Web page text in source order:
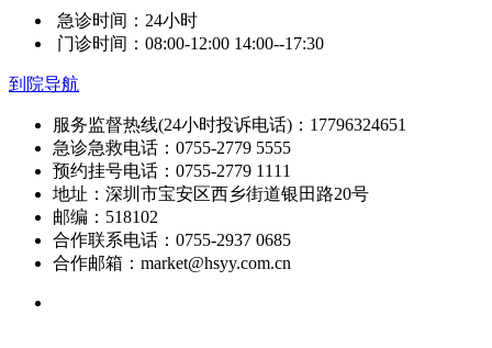
急诊时间：24小时
门诊时间：08:00-12:00 14:00--17:30
到院导航
服务监督热线(24小时投诉电话)：17796324651
急诊急救电话：0755-2779 5555
预约挂号电话：0755-2779 1111
地址：深圳市宝安区西乡街道银田路20号
邮编：518102
合作联系电话：0755-2937 0685
合作邮箱：market@hsyy.com.cn